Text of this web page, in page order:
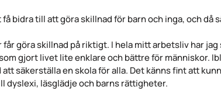
bidra till att göra skillnad för barn och inga, och då
göra skillnad på riktigt. I hela mitt arbetsliv har
gjort livet lite enklare och bättre för människor.
säkerställa en skola för alla. Det känns fint att
dyslexi, läsglädje och barns rättigheter.